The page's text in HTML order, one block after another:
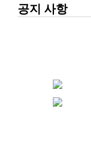
공지 사항